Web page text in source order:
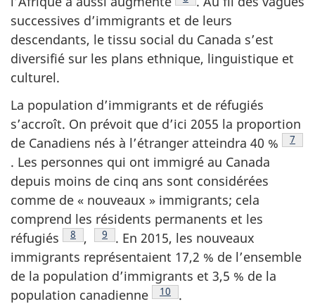
successives d’immigrants et de leurs
descendants, le tissu social du Canada s’est
diversifié sur les plans ethnique, linguistique et
culturel.
La population d’immigrants et de réfugiés
s’accroît. On prévoit que d’ici 2055 la proportion
de Canadiens nés à l’étranger atteindra 40 %
Note
7
. Les personnes qui ont immigré au Canada
depuis moins de cinq ans sont considérées
comme de « nouveaux » immigrants; cela
comprend les résidents permanents et les
réfugiés
Note de bas de page
8 , Note de bas de page
9
. En 2015, les nouveaux
immigrants représentaient 17,2 % de l’ensemble
de la population d’immigrants et 3,5 % de la
population canadienne
Note de bas de page
10
.